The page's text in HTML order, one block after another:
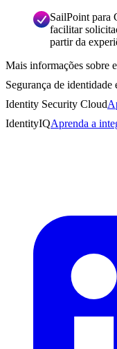
SailPoint para
facilitar
partir da
Mais informações sobre
Segurança de identidade
Identity Security Cloud
IdentityIQAprenda a